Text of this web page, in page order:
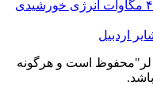
تفاهم‌نامه سرمایه‌گذاری برای تولید ۴۰۰ مگاوات انرژی خورشیدی
اردبیل
است و هرگونه